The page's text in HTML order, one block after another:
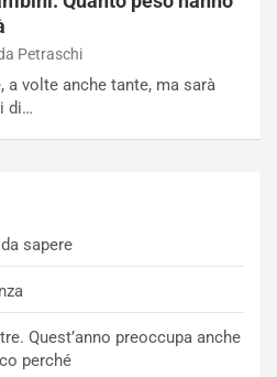
Petraschi
a volte anche tante, ma sarà
di…
sapere
Quest’anno preoccupa anche
perché